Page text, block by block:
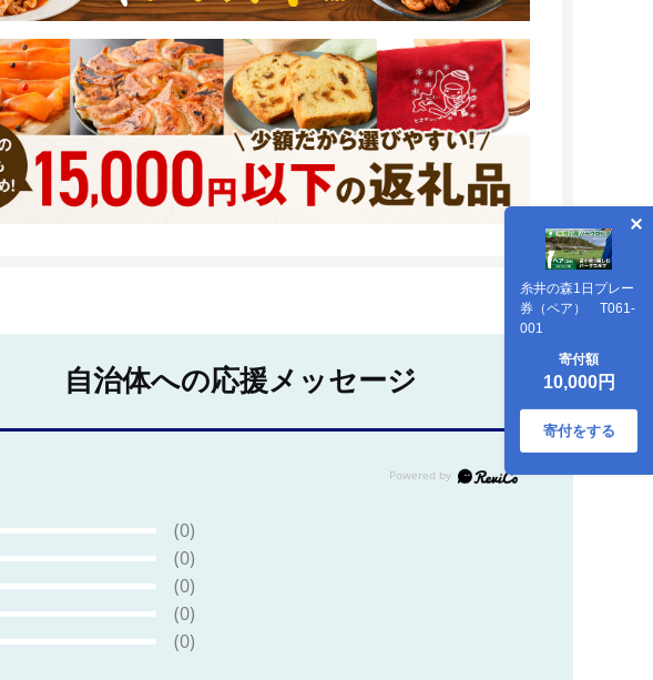
糸井の森1日プレー
券（ペア） T061-
001
寄付額
10,000円
寄付をする
自治体への応援メッセージ
(0)
(0)
(0)
(0)
(0)